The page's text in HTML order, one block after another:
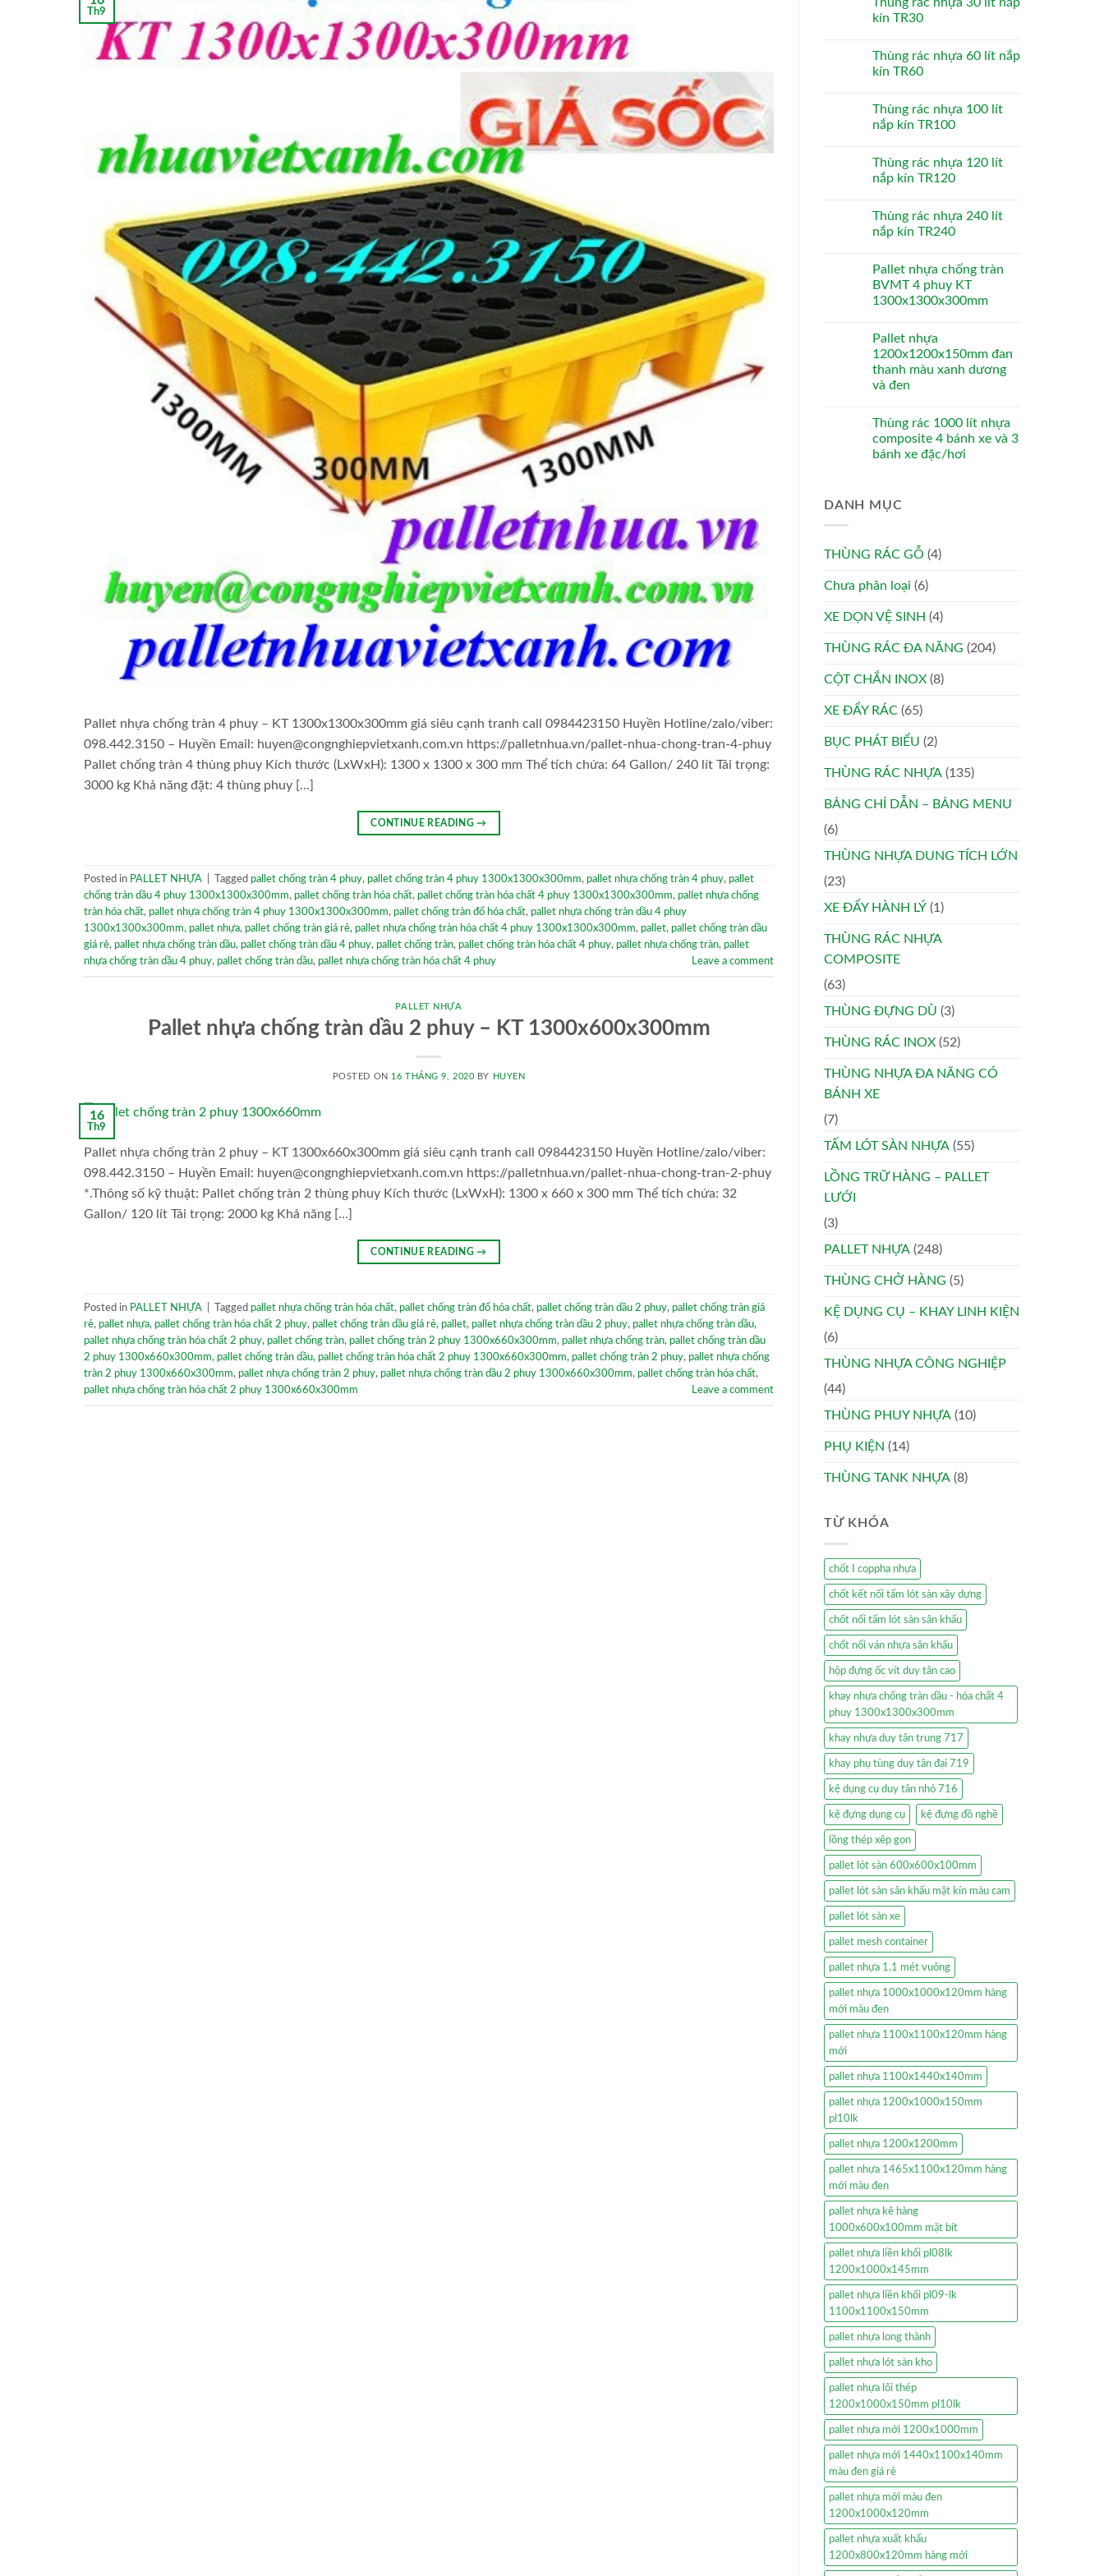
Th9
Pallet nhựa chống tràn 4 phuy – KT 1300x1300x300mm giá siêu cạnh tranh call 0984423150 Huyền Hotline/zalo/viber:
098.442.3150 – Huyền Email: huyen@congnghiepvietxanh.com.vn https://palletnhua.vn/pallet-nhua-chong-tran-4-phuy
Pallet chống tràn 4 thùng phuy Kích thước (LxWxH): 1300 x 1300 x 300 mm Thể tích chứa: 64 Gallon/ 240 lít Tải trọng:
3000 kg Khả năng đặt: 4 thùng phuy […]
CONTINUE READING→
Posted in PALLET NHỰA Tagged pallet chống tràn 4 phuy, pallet chống tràn 4 phuy 1300x1300x300mm, pallet nhựa chống tràn 4 phuy, pallet
chống tràn dầu 4 phuy 1300x1300x300mm, pallet chống tràn hóa chất, pallet chống tràn hóa chất 4 phuy 1300x1300x300mm, pallet nhựa chống
tràn hóa chất, pallet nhựa chống tràn 4 phuy 1300x1300x300mm, pallet chống tràn đổ hóa chất, pallet nhựa chống tràn dầu 4 phuy
1300x1300x300mm, pallet nhựa, pallet chống tràn giá rẻ, pallet nhựa chống tràn hóa chất 4 phuy 1300x1300x300mm, pallet, pallet chống tràn dầu
giá rẻ, pallet nhựa chống tràn dầu, pallet chống tràn dầu 4 phuy, pallet chống tràn, pallet chống tràn hóa chất 4 phuy, pallet nhựa chống tràn, pallet
nhựa chống tràn dầu 4 phuy, pallet chống tràn dầu, pallet nhựa chống tràn hóa chất 4 phuy Leave a comment
PALLET NHỰA
Pallet nhựa chống tràn dầu 2 phuy – KT 1300x600x300mm
POSTED ON 16 THÁNG 9, 2020 BY HUYEN
16
Th9
Pallet nhựa chống tràn 2 phuy – KT 1300x660x300mm giá siêu cạnh tranh call 0984423150 Huyền Hotline/zalo/viber:
098.442.3150 – Huyền Email: huyen@congnghiepvietxanh.com.vn https://palletnhua.vn/pallet-nhua-chong-tran-2-phuy
*.Thông số kỹ thuật: Pallet chống tràn 2 thùng phuy Kích thước (LxWxH): 1300 x 660 x 300 mm Thể tích chứa: 32
Gallon/ 120 lít Tải trọng: 2000 kg Khả năng […]
CONTINUE READING→
Posted in PALLET NHỰA Tagged pallet nhựa chống tràn hóa chất, pallet chống tràn đổ hóa chất, pallet chống tràn dầu 2 phuy, pallet chống tràn giá
rẻ, pallet nhựa, pallet chống tràn hóa chất 2 phuy, pallet chống tràn dầu giá rẻ, pallet, pallet nhựa chống tràn dầu 2 phuy, pallet nhựa chống tràn dầu,
pallet nhựa chống tràn hóa chất 2 phuy, pallet chống tràn, pallet chống tràn 2 phuy 1300x660x300mm, pallet nhựa chống tràn, pallet chống tràn dầu
2 phuy 1300x660x300mm, pallet chống tràn dầu, pallet chống tràn hóa chất 2 phuy 1300x660x300mm, pallet chống tràn 2 phuy, pallet nhựa chống
tràn 2 phuy 1300x660x300mm, pallet nhựa chống tràn 2 phuy, pallet nhựa chống tràn dầu 2 phuy 1300x660x300mm, pallet chống tràn hóa chất,
pallet nhựa chống tràn hóa chất 2 phuy 1300x660x300mm
Leave a comment
kín TR30
Thùng rác nhựa 60 lít nắp
kín TR60
Thùng rác nhựa 100 lít
nắp kín TR100
Thùng rác nhựa 120 lít
nắp kín TR120
Thùng rác nhựa 240 lít
nắp kín TR240
Pallet nhựa chống tràn
BVMT 4 phuy KT
1300x1300x300mm
Pallet nhựa
1200x1200x150mm đan
thanh màu xanh dương
và đen
Thùng rác 1000 lít nhựa
composite 4 bánh xe và 3
bánh xe đặc/hơi
DANH MỤC
THÙNG RÁC GỖ (4)
Chưa phân loại (6)
XE DỌN VỆ SINH (4)
THÙNG RÁC ĐA NĂNG (204)
CỘT CHẮN INOX (8)
XE ĐẨY RÁC (65)
BỤC PHÁT BIỂU (2)
THÙNG RÁC NHỰA (135)
BẢNG CHỈ DẪN – BẢNG MENU
(6)
THÙNG NHỰA DUNG TÍCH LỚN
(23)
XE ĐẨY HÀNH LÝ (1)
THÙNG RÁC NHỰA
COMPOSITE
(63)
THÙNG ĐỰNG DÙ (3)
THÙNG RÁC INOX (52)
THÙNG NHỰA ĐA NĂNG CÓ
BÁNH XE
(7)
TẤM LÓT SÀN NHỰA (55)
LỒNG TRỮ HÀNG – PALLET
LƯỚI
(3)
PALLET NHỰA (248)
THÙNG CHỞ HÀNG (5)
KỆ DỤNG CỤ – KHAY LINH KIỆN
(6)
THÙNG NHỰA CÔNG NGHIỆP
(44)
THÙNG PHUY NHỰA (10)
PHỤ KIỆN (14)
THÙNG TANK NHỰA (8)
TỪ KHÓA
chốt I coppha nhựa
chốt kết nối tấm lót sàn xây dựng
chốt nối tấm lót sàn sân khấu
chốt nối ván nhựa sân khấu
hộp đựng ốc vít duy tân cao
khay nhựa chống tràn dầu - hóa chất 4
phuy 1300x1300x300mm
khay nhựa duy tân trung 717
khay phụ tùng duy tân đại 719
kệ dụng cụ duy tân nhỏ 716
kệ đựng dụng cụ kệ đựng đồ nghề
lồng thép xêp gọn
pallet lót sàn 600x600x100mm
pallet lót sàn sân khấu mặt kín màu cam
pallet lót sàn xe
pallet mesh container
pallet nhựa 1.1 mét vuông
pallet nhựa 1000x1000x120mm hàng
mới màu đen
pallet nhựa 1100x1100x120mm hàng
mới
pallet nhựa 1100x1440x140mm
pallet nhựa 1200x1000x150mm
pl10lk
pallet nhựa 1200x1200mm
pallet nhựa 1465x1100x120mm hàng
mới màu đen
pallet nhựa kê hàng
1000x600x100mm mặt bít
pallet nhựa liền khối pl08lk
1200x1000x145mm
pallet nhựa liền khối pl09-lk
1100x1100x150mm
pallet nhựa long thành
pallet nhựa lót sàn kho
pallet nhựa lõi thép
1200x1000x150mm pl10lk
pallet nhựa mới 1200x1000mm
pallet nhựa mới 1440x1100x140mm
màu đen giá rẻ
pallet nhựa mới màu đen
1200x1000x120mm
pallet nhựa xuất khẩu
1200x800x120mm hàng mới